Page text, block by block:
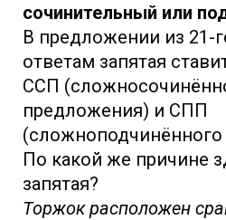
сочинительный или
В предложении из 21-
ответам запятая
ССП
предложения) и СПП
По какой же причине
запятая?
Торжок расположен